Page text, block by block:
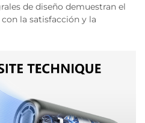
de diseño demuestran el
la satisfacción y la